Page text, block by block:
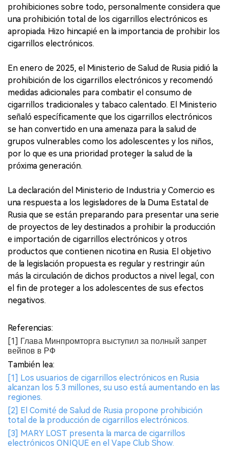
prohibiciones sobre todo, personalmente considera que
una prohibición total de los cigarrillos electrónicos es
apropiada. Hizo hincapié en la importancia de prohibir los
cigarrillos electrónicos.
En enero de 2025, el Ministerio de Salud de Rusia pidió la
prohibición de los cigarrillos electrónicos y recomendó
medidas adicionales para combatir el consumo de
cigarrillos tradicionales y tabaco calentado. El Ministerio
señaló específicamente que los cigarrillos electrónicos
se han convertido en una amenaza para la salud de
grupos vulnerables como los adolescentes y los niños,
por lo que es una prioridad proteger la salud de la
próxima generación.
La declaración del Ministerio de Industria y Comercio es
una respuesta a los legisladores de la Duma Estatal de
Rusia que se están preparando para presentar una serie
de proyectos de ley destinados a prohibir la producción
e importación de cigarrillos electrónicos y otros
productos que contienen nicotina en Rusia. El objetivo
de la legislación propuesta es regular y restringir aún
más la circulación de dichos productos a nivel legal, con
el fin de proteger a los adolescentes de sus efectos
negativos.
Referencias:
[1] Глава Минпромторга выступил за полный запрет
вейпов в РФ
También lea:
[1] Los usuarios de cigarrillos electrónicos en Rusia
alcanzan los 5.3 millones, su uso está aumentando en las
regiones.
[2] El Comité de Salud de Rusia propone prohibición
total de la producción de cigarrillos electrónicos.
[3] MARY LOST presenta la marca de cigarrillos
electrónicos ONIQUE en el Vape Club Show.